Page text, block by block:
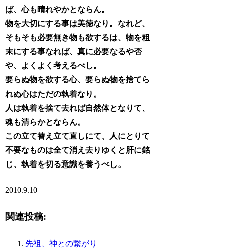
ば、心も晴れやかとならん。
物を大切にする事は美徳なり。なれど、
そもそも必要無き物も欲するは、物を粗
末にする事なれば、真に必要なるや否
や、よくよく考えるべし。
要らぬ物を欲する心、要らぬ物を捨てら
れぬ心はただの執着なり。
人は執着を捨て去れば自然体となりて、
魂も清らかとならん。
この立て替え立て直しにて、人にとりて
不要なものは全て消え去りゆくと肝に銘
じ、執着を切る意識を養うべし。
2010.9.10
関連投稿:
先祖、神との繋がり